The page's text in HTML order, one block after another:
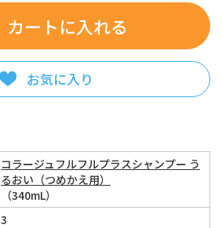
お気に入り
コラージュフルフルプラスシャンプー う
るおい（つめかえ用）
（340mL）
3